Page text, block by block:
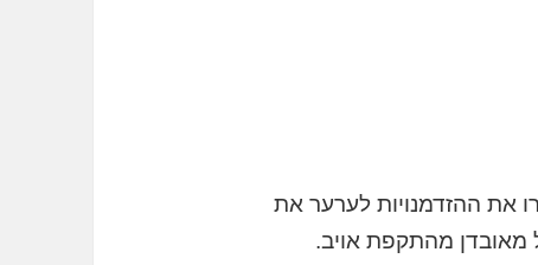
את ההזדמנויות לערער את
מאובדן מהתקפת אויב.